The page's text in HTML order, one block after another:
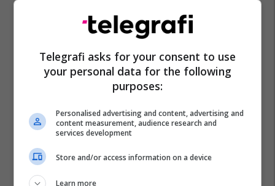
Telegrafi asks for your consent to use
your personal data for the following
purposes:
Personalised advertising and content, advertising and
content measurement, audience research and
services development
Store and/or access information on a device
Learn more